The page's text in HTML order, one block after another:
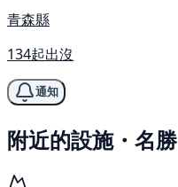
青森縣
134起出沒
通知
附近的設施・名勝